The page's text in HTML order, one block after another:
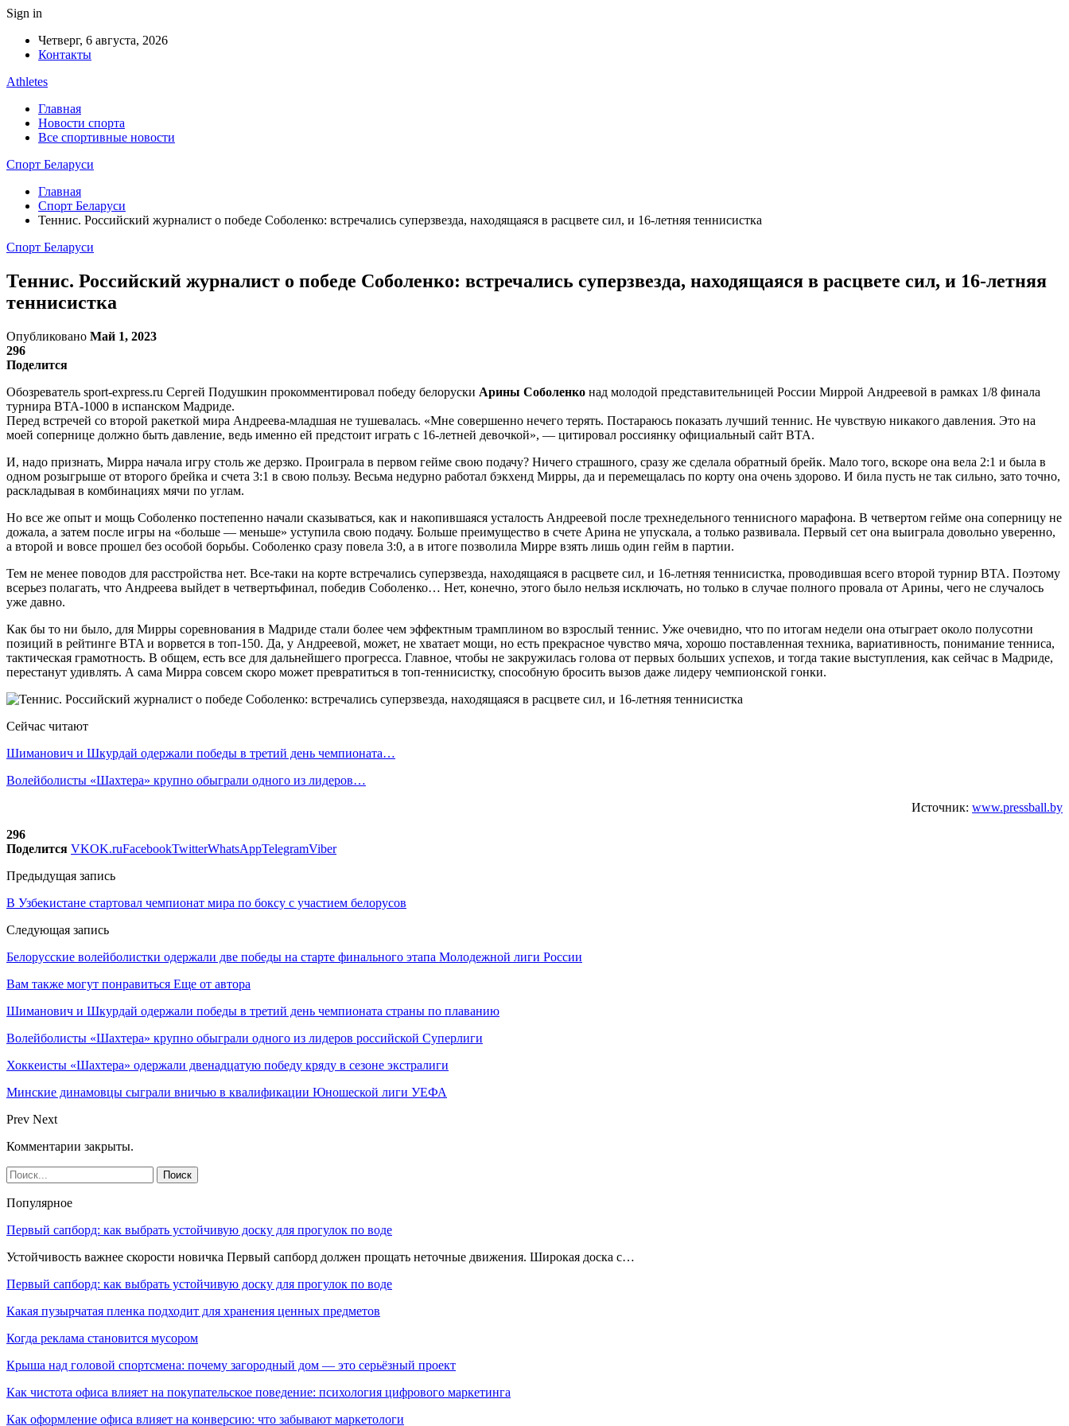
Sign in
Четверг, 6 августа, 2026
Контакты
Athletes
Главная
Новости спорта
Все спортивные новости
Спорт Беларуси
Главная
Спорт Беларуси
Теннис. Российский журналист о победе Соболенко: встречались суперзвезда, находящаяся в расцвете сил, и 16-летняя теннисистка
Спорт Беларуси
Теннис. Российский журналист о победе Соболенко: встречались суперзвезда, находящаяся в расцвете сил, и 16-летняя
теннисистка
Опубликовано Май 1, 2023
296
Поделится
Обозреватель sport-express.ru Сергей Подушкин прокомментировал победу белоруски Арины Соболенко над молодой представительницей России Миррой Андреевой в рамках 1/8 финала
турнира ВТА-1000 в испанском Мадриде.
Перед встречей со второй ракеткой мира Андреева-младшая не тушевалась. «Мне совершенно нечего терять. Постараюсь показать лучший теннис. Не чувствую никакого давления. Это на
моей сопернице должно быть давление, ведь именно ей предстоит играть с 16-летней девочкой», — цитировал россиянку официальный сайт ВTA.
И, надо признать, Мирра начала игру столь же дерзко. Проиграла в первом гейме свою подачу? Ничего страшного, сразу же сделала обратный брейк. Мало того, вскоре она вела 2:1 и была в
одном розыгрыше от второго брейка и счета 3:1 в свою пользу. Весьма недурно работал бэкхенд Мирры, да и перемещалась по корту она очень здорово. И била пусть не так сильно, зато точно,
раскладывая в комбинациях мячи по углам.
Но все же опыт и мощь Соболенко постепенно начали сказываться, как и накопившаяся усталость Андреевой после трехнедельного теннисного марафона. В четвертом гейме она соперницу не
дожала, а затем после игры на «больше — меньше» уступила свою подачу. Больше преимущество в счете Арина не упускала, а только развивала. Первый сет она выиграла довольно уверенно,
а второй и вовсе прошел без особой борьбы. Соболенко сразу повела 3:0, а в итоге позволила Мирре взять лишь один гейм в партии.
Тем не менее поводов для расстройства нет. Все-таки на корте встречались суперзвезда, находящаяся в расцвете сил, и 16-летняя теннисистка, проводившая всего второй турнир ВTA. Поэтому
всерьез полагать, что Андреева выйдет в четвертьфинал, победив Соболенко… Нет, конечно, этого было нельзя исключать, но только в случае полного провала от Арины, чего не случалось
уже давно.
Как бы то ни было, для Мирры соревнования в Мадриде стали более чем эффектным трамплином во взрослый теннис. Уже очевидно, что по итогам недели она отыграет около полусотни
позиций в рейтинге ВTA и ворвется в топ-150. Да, у Андреевой, может, не хватает мощи, но есть прекрасное чувство мяча, хорошо поставленная техника, вариативность, понимание тенниса,
тактическая грамотность. В общем, есть все для дальнейшего прогресса. Главное, чтобы не закружилась голова от первых больших успехов, и тогда такие выступления, как сейчас в Мадриде,
перестанут удивлять. А сама Мирра совсем скоро может превратиться в топ-теннисистку, способную бросить вызов даже лидеру чемпионской гонки.
Сейчас читают
Шиманович и Шкурдай одержали победы в третий день чемпионата…
Волейболисты «Шахтера» крупно обыграли одного из лидеров…
Источник: www.pressball.by
296
Поделится VKOK.ruFacebookTwitterWhatsAppTelegramViber
Предыдущая запись
В Узбекистане стартовал чемпионат мира по боксу с участием белорусов
Следующая запись
Белорусские волейболистки одержали две победы на старте финального этапа Молодежной лиги России
Вам также могут понравиться Еще от автора
Шиманович и Шкурдай одержали победы в третий день чемпионата страны по плаванию
Волейболисты «Шахтера» крупно обыграли одного из лидеров российской Суперлиги
Хоккеисты «Шахтера» одержали двенадцатую победу кряду в сезоне экстралиги
Минские динамовцы сыграли вничью в квалификации Юношеской лиги УЕФА
Prev Next
Комментарии закрыты.
Популярное
Первый сапборд: как выбрать устойчивую доску для прогулок по воде
Устойчивость важнее скорости новичка Первый сапборд должен прощать неточные движения. Широкая доска с…
Первый сапборд: как выбрать устойчивую доску для прогулок по воде
Какая пузырчатая пленка подходит для хранения ценных предметов
Когда реклама становится мусором
Крыша над головой спортсмена: почему загородный дом — это серьёзный проект
Как чистота офиса влияет на покупательское поведение: психология цифрового маркетинга
Как оформление офиса влияет на конверсию: что забывают маркетологи